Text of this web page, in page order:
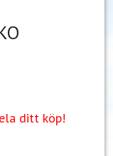
ditt köp!